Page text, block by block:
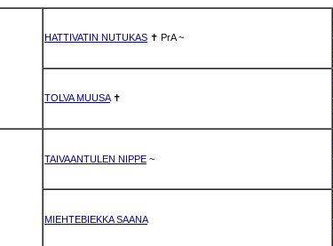
HATTIVATIN NUTUKAS ✝ PrA ~
TOLVA MUUSA✝
TAIVAANTULEN NIPPE ~
MIEHTEBIEKKA SAANA